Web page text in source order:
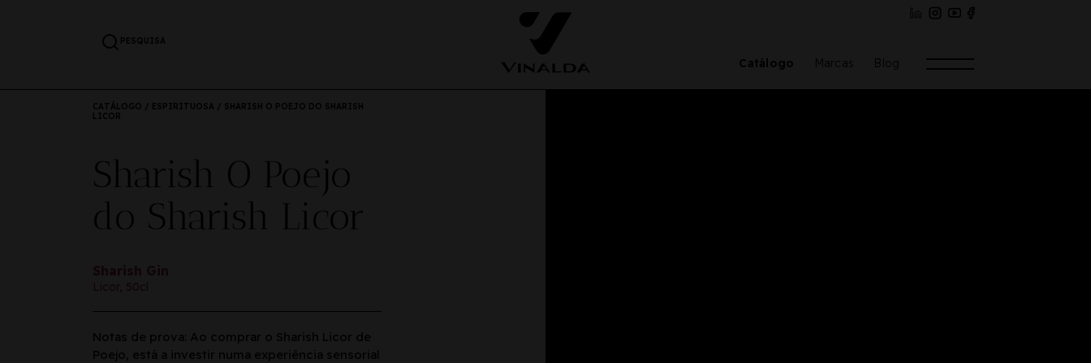
PESQUISA
Catálogo Marcas Blog
CATÁLOGO / ESPIRITUOSA / SHARISH O POEJO DO SHARISH
LICOR
Sharish O Poejo
do Sharish Licor
Notas de prova: Ao comprar o Sharish Licor de
Poejo, está a investir numa experiência sensorial